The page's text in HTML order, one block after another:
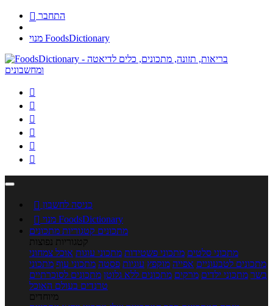
 התחבר
מנוי FoodsDictionary






 כניסה לחשבון

מנוי FoodsDictionary
מתכונים קטגוריות מתכונים
קטגוריות נפוצות
מתכוני סלטים מתכוני פשטידות מתכוני עוגות אוכל צמחוני
מתכונים לטבעוניים אפייה מוקפץ עוגיות פסטה מתכוני עוף מתכוני
בשר מתכוני ילדים מרקים מתכונים ללא גלוטן מתכונים לסוכרתיים
טרנדים בעולם האוכל
מיוחדים